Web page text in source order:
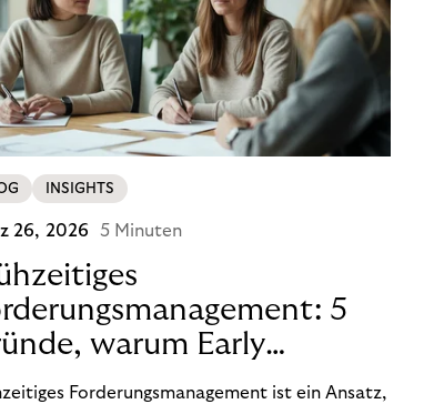
Vorteil – gerade jetzt, wo Wettbewerber
Schritte einführen.
INSIGHTS
26, 2026 5 Minuten
5
warum Early
Risiken senkt
Forderungsmanagement ist ein Ansatz,